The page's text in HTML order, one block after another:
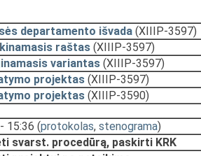
departamento išvada (XIIIP-3597)
raštas (XIIIP-3597)
variantas (XIIIP-3597)
projektas (XIIIP-3597)
projektas (XIIIP-3590)
- 15:36 (protokolas, stenograma)
svarst. procedūrą, paskirti KRK